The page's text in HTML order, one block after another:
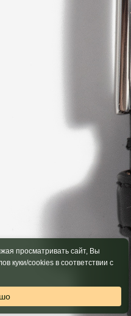
просматривать сайт, Вы
куки/cookies в соответствии с